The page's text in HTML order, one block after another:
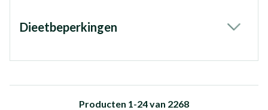
Dieetbeperkingen
Producten 1-24van 2268